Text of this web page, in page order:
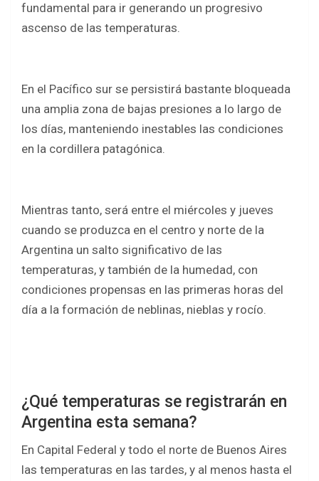
fundamental para ir generando un progresivo
ascenso de las temperaturas.
En el Pacífico sur se persistirá bastante bloqueada
una amplia zona de bajas presiones a lo largo de
los días, manteniendo inestables las condiciones
en la cordillera patagónica.
Mientras tanto, será entre el miércoles y jueves
cuando se produzca en el centro y norte de la
Argentina un salto significativo de las
temperaturas, y también de la humedad, con
condiciones propensas en las primeras horas del
día a la formación de neblinas, nieblas y rocío.
¿Qué temperaturas se registrarán en
Argentina esta semana?
En Capital Federal y todo el norte de Buenos Aires
las temperaturas en las tardes, y al menos hasta el